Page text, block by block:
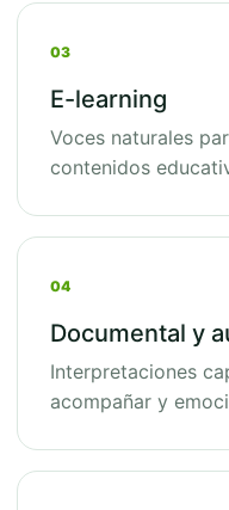
03
E-learning
Voces naturales
contenidos
04
Documental y
Interpretaciones
acompañar y